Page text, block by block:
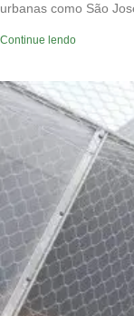
urbanas como São
Continue lendo